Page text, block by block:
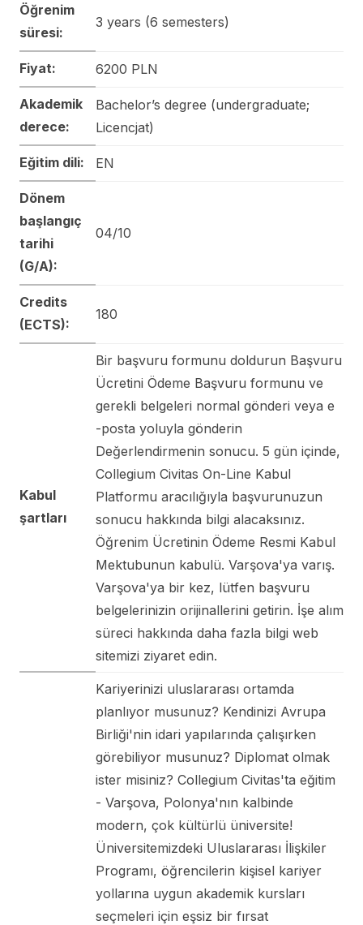
Öğrenim
süresi:
3 years (6 semesters)
Fiyat: 6200 PLN
Akademik
derece:
Bachelor’s degree (undergraduate;
Licencjat)
Eğitim dili: EN
Dönem
başlangıç
tarihi
(G/A):
04/10
Credits
(ECTS):
180
Kabul
şartları
Bir başvuru formunu doldurun Başvuru
Ücretini Ödeme Başvuru formunu ve
gerekli belgeleri normal gönderi veya e
-posta yoluyla gönderin
Değerlendirmenin sonucu. 5 gün içinde,
Collegium Civitas On-Line Kabul
Platformu aracılığıyla başvurunuzun
sonucu hakkında bilgi alacaksınız.
Öğrenim Ücretinin Ödeme Resmi Kabul
Mektubunun kabulü. Varşova'ya varış.
Varşova'ya bir kez, lütfen başvuru
belgelerinizin orijinallerini getirin. İşe alım
süreci hakkında daha fazla bilgi web
sitemizi ziyaret edin.
Kariyerinizi uluslararası ortamda
planlıyor musunuz? Kendinizi Avrupa
Birliği'nin idari yapılarında çalışırken
görebiliyor musunuz? Diplomat olmak
ister misiniz? Collegium Civitas'ta eğitim
- Varşova, Polonya'nın kalbinde
modern, çok kültürlü üniversite!
Üniversitemizdeki Uluslararası İlişkiler
Programı, öğrencilerin kişisel kariyer
yollarına uygun akademik kursları
seçmeleri için eşsiz bir fırsat